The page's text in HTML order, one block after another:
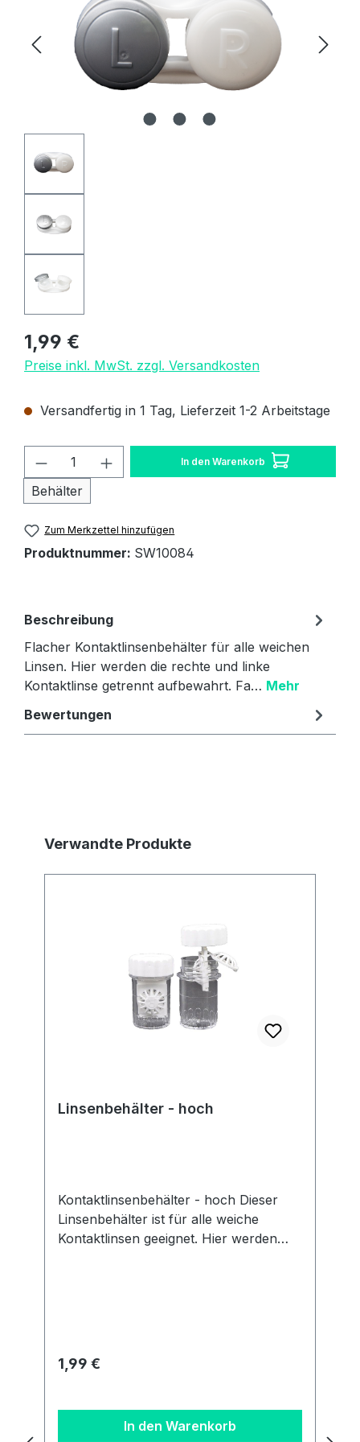
Regulärer Preis:
1,99 €
Preise inkl. MwSt. zzgl. Versandkosten
Versandfertig in 1 Tag, Lieferzeit 1-2 Arbeitstage
Produkt Anzahl: Gib den
Behälter
In den Warenkorb
Zum Merkzettel hinzufügen
Produktnummer: SW10084
Beschreibung
Flacher Kontaktlinsenbehälter für alle weichen
Linsen. Hier werden die rechte und linke
Kontaktlinse getrennt aufbewahrt. Fa… Mehr
Bewertungen
Produktgalerie überspringen
Verwandte Produkte
Linsenbehälter - hoch
Kontaktlinsenbehälter - hoch Dieser
Linsenbehälter ist für alle weiche
Kontaktlinsen geeignet. Hier werden
auf Transparenz und die Einhaltung
gesetzlicher Vorgaben. Im Rahmen der
Informationen über den
verantwortlichen Wirtschaftsakteur
Regulärer Preis:
1,99 €
In den Warenkorb